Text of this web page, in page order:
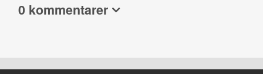
0 kommentarer